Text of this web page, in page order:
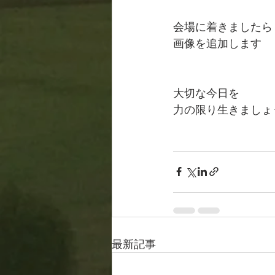
会場に着きましたら
画像を追加します
大切な今日を
力の限り生きまし
最新記事